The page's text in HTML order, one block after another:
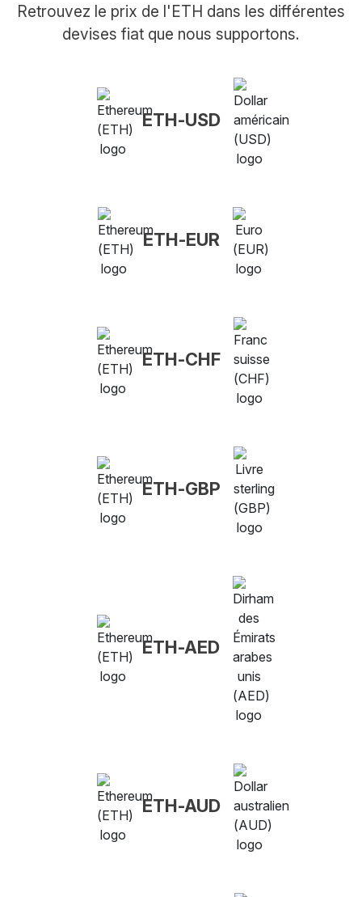
Retrouvez le prix de l'ETH dans les différentes
devises fiat que nous supportons.
ETH-USD
ETH-EUR
ETH-CHF
ETH-GBP
ETH-AED
ETH-AUD